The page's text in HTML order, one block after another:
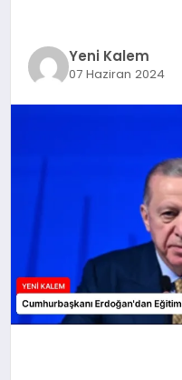
TEKNOLOJİ
Yeni Kalem
07 Haziran 2024